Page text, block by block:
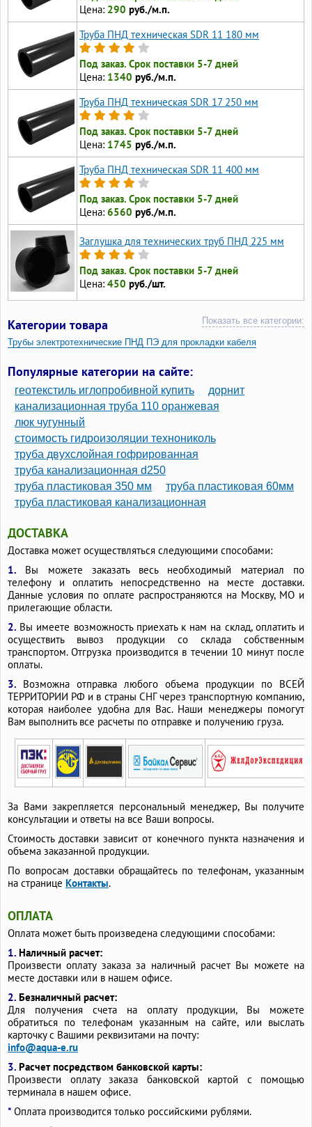
Цена: 290 руб./м.п.
Труба ПНД техническая SDR 11 180 мм
Под заказ. Срок поставки 5-7 дней
Цена: 1340 руб./м.п.
Труба ПНД техническая SDR 17 250 мм
Под заказ. Срок поставки 5-7 дней
Цена: 1745 руб./м.п.
Труба ПНД техническая SDR 11 400 мм
Под заказ. Срок поставки 5-7 дней
Цена: 6560 руб./м.п.
Заглушка для технических труб ПНД 225 мм
Под заказ. Срок поставки 5-7 дней
Цена: 450 руб./шт.
Категории товара Показать все категории:
Трубы электротехнические ПНД ПЭ для прокладки кабеля
Трубы ПНД для прокладки кабеля
Трубы ПНД 20 для электропроводки
Трубы ПНД 110 для прокладки кабеля
Трубы для прокладки кабеля в земле
Популярные категории на сайте:
геотекстиль иглопробивной купить
дорнит
канализационная труба 110 оранжевая
люк чугунный
стоимость гидроизоляции технониколь
труба двухслойная гофрированная
труба канализационная d250
труба пластиковая 350 мм
труба пластиковая 60мм
труба пластиковая канализационная
ДОСТАВКА
Доставка может осуществляться следующими способами:
1. Вы можете заказать весь необходимый материал по
телефону и оплатить непосредственно на месте доставки.
Данные условия по оплате распространяются на Москву, МО и
прилегающие области.
2. Вы имеете возможность приехать к нам на склад, оплатить и
осуществить вывоз продукции со склада собственным
транспортом. Отгрузка производится в течении 10 минут после
оплаты.
3. Возможна отправка любого объема продукции по ВСЕЙ
ТЕРРИТОРИИ РФ и в страны СНГ через транспортную компанию,
которая наиболее удобна для Вас. Наши менеджеры помогут
Вам выполнить все расчеты по отправке и получению груза.
За Вами закрепляется персональный менеджер, Вы получите
консультации и ответы на все Ваши вопросы.
Стоимость доставки зависит от конечного пункта назначения и
объема заказанной продукции.
По вопросам доставки обращайтесь по телефонам, указанным
на странице Контакты.
ОПЛАТА
Оплата может быть произведена следующими способами:
1. Наличный расчет:
Произвести оплату заказа за наличный расчет Вы можете на
месте доставки или в нашем офисе.
2. Безналичный расчет:
Для получения счета на оплату продукции, Вы можете
обратиться по телефонам указанным на сайте, или выслать
карточку с Вашими реквизитами на почту:
info@aqua-e.ru
3. Расчет посредством банковской карты:
Произвести оплату заказа банковской картой с помощью
терминала в нашем офисе.
* Оплата производится только российскими рублями.